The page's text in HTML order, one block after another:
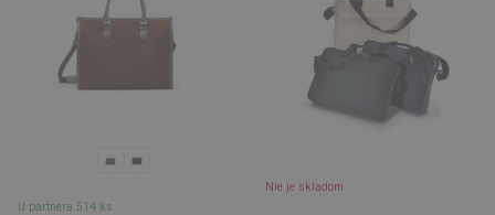
U partnera 514 ks
Nie je skladom